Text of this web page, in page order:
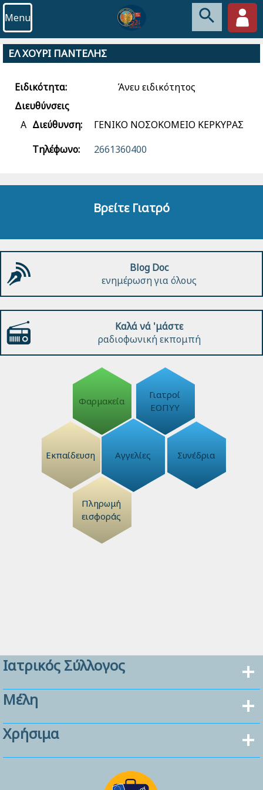
Menu
ΕΛ ΧΟΥΡΙ ΠΑΝΤΕΛΗΣ
Ειδικότητα:
Άνευ ειδικότητος
Διευθύνσεις
Α Διεύθυνση:
ΓΕΝΙΚΟ ΝΟΣΟΚΟΜΕΙΟ ΚΕΡΚΥΡΑΣ
Τηλέφωνο:
2661360400
Βρείτε Γιατρό
Blog Doc
ενημέρωση για όλους
Καλά νά 'μάστε
ραδιοφωνική εκπομπή
Φαρμακεία
Γιατροί
ΕΟΠΥΥ
Εκπαίδευση Αγγελίες Συνέδρια
Πληρωμή
εισφοράς
Ιατρικός Σύλλογος
Μέλη
Χρήσιμα